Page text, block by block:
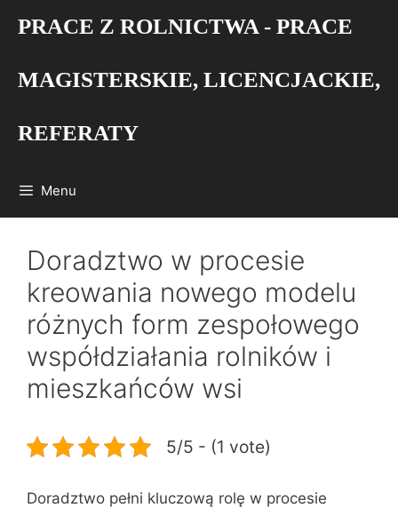
PRACE Z ROLNICTWA - PRACE
MAGISTERSKIE, LICENCJACKIE,
REFERATY
Menu
Doradztwo w procesie
kreowania nowego modelu
różnych form zespołowego
współdziałania rolników i
mieszkańców wsi
5/5 - (1 vote)
Doradztwo pełni kluczową rolę w procesie